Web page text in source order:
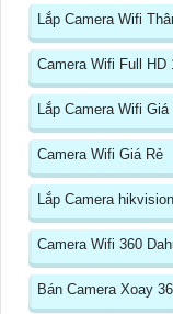
Lắp Camera Wifi
Camera Wifi Full HD
Lắp Camera Wifi
Camera Wifi Giá Rẻ
Lắp Camera
Camera Wifi 360
Bán Camera Xoay